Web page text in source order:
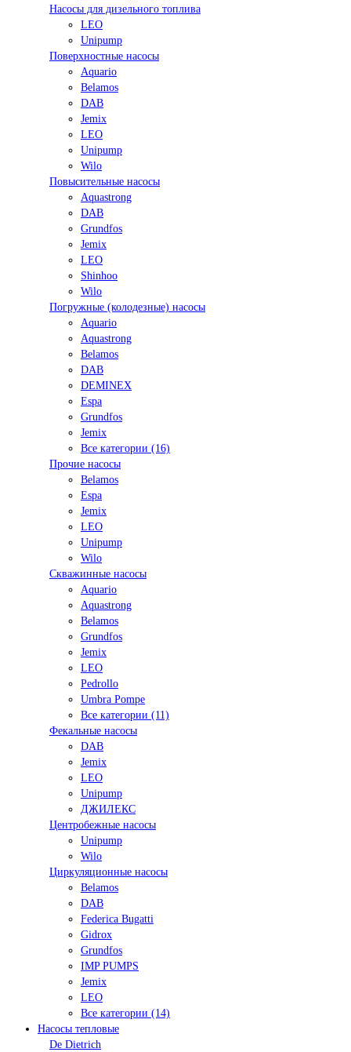
Насосы для дизельного топлива
LEO
Unipump
Поверхностные насосы
Aquario
Belamos
DAB
Jemix
LEO
Unipump
Wilo
Повысительные насосы
Aquastrong
DAB
Grundfos
Jemix
LEO
Shinhoo
Wilo
Погружные (колодезные) насосы
Aquario
Aquastrong
Belamos
DAB
DEMINEX
Espa
Grundfos
Jemix
Все категории (16)
Прочие насосы
Belamos
Espa
Jemix
LEO
Unipump
Wilo
Скважинные насосы
Aquario
Aquastrong
Belamos
Grundfos
Jemix
LEO
Pedrollo
Umbra Pompe
Все категории (11)
Фекальные насосы
DAB
Jemix
LEO
Unipump
ДЖИЛЕКС
Центробежные насосы
Unipump
Wilo
Циркуляционные насосы
Belamos
DAB
Federica Bugatti
Gidrox
Grundfos
IMP PUMPS
Jemix
LEO
Все категории (14)
Насосы тепловые
De Dietrich